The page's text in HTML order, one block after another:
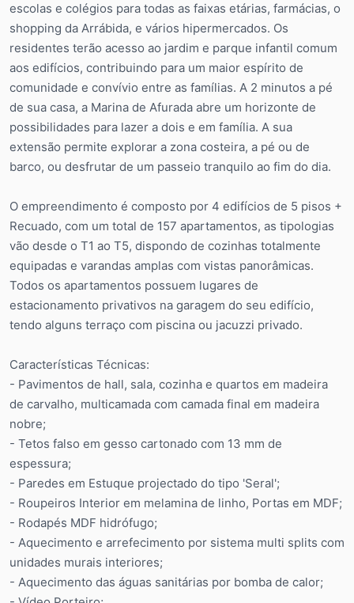
escolas e colégios para todas as faixas etárias, farmácias, o
shopping da Arrábida, e vários hipermercados. Os
residentes terão acesso ao jardim e parque infantil comum
aos edifícios, contribuindo para um maior espírito de
comunidade e convívio entre as famílias. A 2 minutos a pé
de sua casa, a Marina de Afurada abre um horizonte de
possibilidades para lazer a dois e em família. A sua
extensão permite explorar a zona costeira, a pé ou de
barco, ou desfrutar de um passeio tranquilo ao fim do dia.
O empreendimento é composto por 4 edifícios de 5 pisos +
Recuado, com um total de 157 apartamentos, as tipologias
vão desde o T1 ao T5, dispondo de cozinhas totalmente
equipadas e varandas amplas com vistas panorâmicas.
Todos os apartamentos possuem lugares de
estacionamento privativos na garagem do seu edifício,
tendo alguns terraço com piscina ou jacuzzi privado.
Características Técnicas:
- Pavimentos de hall, sala, cozinha e quartos em madeira
de carvalho, multicamada com camada final em madeira
nobre;
- Tetos falso em gesso cartonado com 13 mm de
espessura;
- Paredes em Estuque projectado do tipo 'Seral';
- Roupeiros Interior em melamina de linho, Portas em MDF;
- Rodapés MDF hidrófugo;
- Aquecimento e arrefecimento por sistema multi splits com
unidades murais interiores;
- Aquecimento das águas sanitárias por bomba de calor;